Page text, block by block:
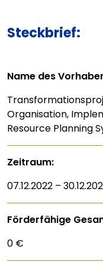
Steckbrief:
Name des
Organisation,
Resource Planning
Zeitraum:
07.12.2022 –
Förderfähige
0 €